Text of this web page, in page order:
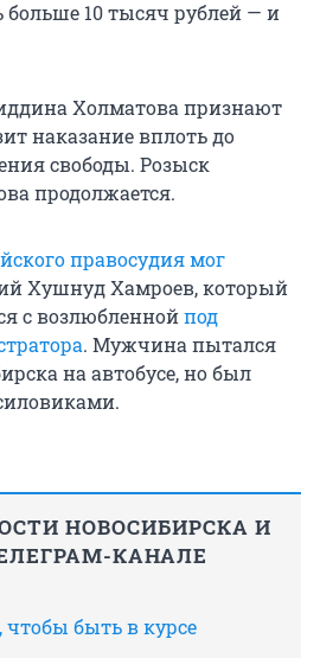
больше 10 тысяч рублей — и
Холматова признают
наказание вплоть до
свободы. Розыск
продолжается.
правосудия мог
Хушнуд Хамроев, который
с возлюбленнойпод
. Мужчина пытался
на автобусе, но был
НОВОСИБИРСКА И
КАНАЛЕ
быть в курсе